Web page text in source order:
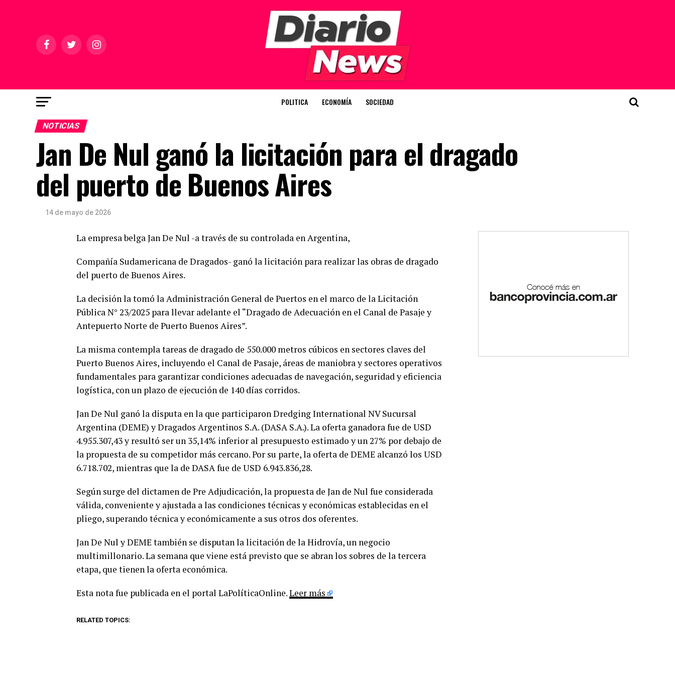
POLITICA ECONOMÍA SOCIEDAD
NOTICIAS
Jan De Nul ganó la licitación para el dragado
del puerto de Buenos Aires
14 de mayo de 2026
La empresa belga Jan De Nul -a través de su controlada en Argentina,
Compañía Sudamericana de Dragados- ganó la licitación para realizar las obras de dragado
del puerto de Buenos Aires.
La decisión la tomó la Administración General de Puertos en el marco de la Licitación
Pública N° 23/2025 para llevar adelante el “Dragado de Adecuación en el Canal de Pasaje y
Antepuerto Norte de Puerto Buenos Aires”.
La misma contempla tareas de dragado de 550.000 metros cúbicos en sectores claves del
Puerto Buenos Aires, incluyendo el Canal de Pasaje, áreas de maniobra y sectores operativos
fundamentales para garantizar condiciones adecuadas de navegación, seguridad y eficiencia
logística, con un plazo de ejecución de 140 días corridos.
Jan De Nul ganó la disputa en la que participaron Dredging International NV Sucursal
Argentina (DEME) y Dragados Argentinos S.A. (DASA S.A.). La oferta ganadora fue de USD
4.955.307,43 y resultó ser un 35,14% inferior al presupuesto estimado y un 27% por debajo de
la propuesta de su competidor más cercano. Por su parte, la oferta de DEME alcanzó los USD
6.718.702, mientras que la de DASA fue de USD 6.943.836,28.
Según surge del dictamen de Pre Adjudicación, la propuesta de Jan de Nul fue considerada
válida, conveniente y ajustada a las condiciones técnicas y económicas establecidas en el
pliego, superando técnica y económicamente a sus otros dos oferentes.
Jan De Nul y DEME también se disputan la licitación de la Hidrovía, un negocio
multimillonario. La semana que viene está previsto que se abran los sobres de la tercera
etapa, que tienen la oferta económica.
Esta nota fue publicada en el portal LaPolíticaOnline.Leer más
RELATED TOPICS: